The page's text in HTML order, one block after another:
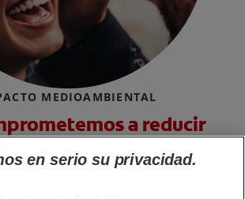
MEDIOAMBIENTAL
a reducir
nuestro impacto
en serio su privacidad.